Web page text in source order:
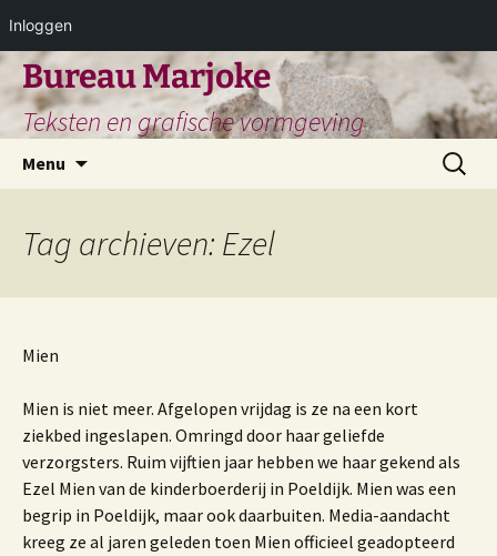
Inloggen
Ga
naar
inhoud
Bureau Marjoke
Teksten en grafische vormgeving
Menu
Zoeken
naar:
Tag archieven: Ezel
Mien­
Mien is niet meer. Afgelopen vrijdag is ze na een kort
ziekbed ingeslapen. Omringd door haar geliefde
verzorgsters. Ruim vijftien jaar hebben we haar gekend als
Ezel Mien van de kinderboerderij in Poeldijk. Mien was een
begrip in Poeldijk, maar ook daarbuiten. Media-aandacht
kreeg ze al jaren geleden toen Mien officieel geadopteerd